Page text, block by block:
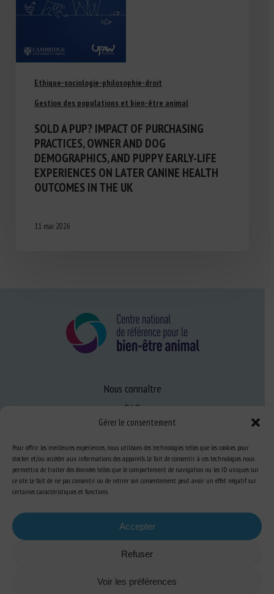
Gérer le consentement
Pour offrir les meilleures expériences, nous utilisons des technologies telles que les cookies pour
stocker et/ou accéder aux informations des appareils. Le fait de consentir à ces technologies nous
permettra de traiter des données telles que le comportement de navigation ou les ID uniques sur
ce site. Le fait de ne pas consentir ou de retirer son consentement peut avoir un effet négatif sur
certaines caractéristiques et fonctions.
Accepter
Refuser
Voir les préférences
Ethique-sociologie-philosophie-droit
Gestion des populations et bien-être animal
SOLD A PUP? IMPACT OF PURCHASING
PRACTICES, OWNER AND DOG
DEMOGRAPHICS, AND PUPPY EARLY-LIFE
EXPERIENCES ON LATER CANINE HEALTH
OUTCOMES IN THE UK
11 mai 2026
Nous connaître
FAQ
Expertise
S’informer sur le BEA
Se former au BEA
Ressources